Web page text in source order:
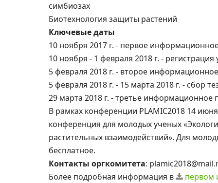
симбиозах
Биотехнология защиты растений
Ключевые даты
10 ноября 2017 г. - первое
10 ноября - 1 февраля 2018 г. -
5 февраля 2018 г. - второе
5 февраля 2018 г. - 15 марта 2018 г. - сбор
29 марта 2018 г. - третье информационное
В рамках конференции PLAMIC2018 14
конференция для молодых ученых
растительных взаимодействий». Для
бесплатное.
Контакты оргкомитета:
Более подробная информация в
первом